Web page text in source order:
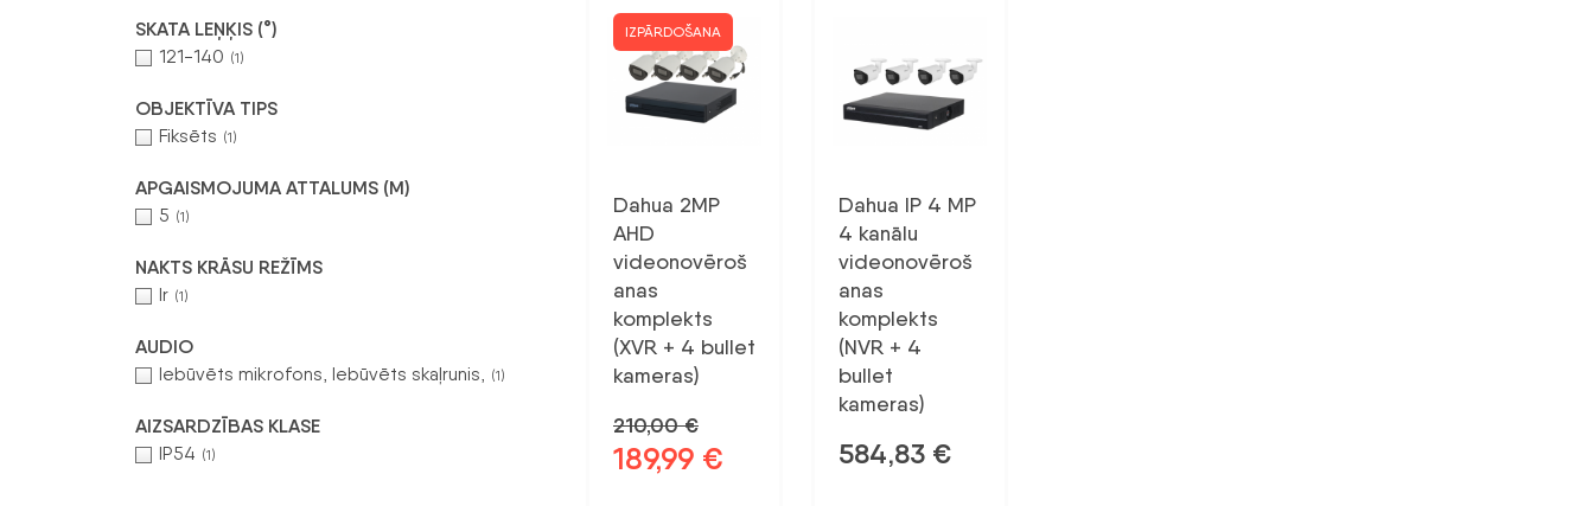
SKATA LEŅĶIS (°)
121-140 (1)
OBJEKTĪVA TIPS
Fiksēts (1)
APGAISMOJUMA ATTALUMS (M)
5 (1)
NAKTS KRĀSU REŽĪMS
Ir (1)
AUDIO
Iebūvēts mikrofons, Iebūvēts skaļrunis, (1)
AIZSARDZĪBAS KLASE
IP54 (1)
IZPĀRDOŠANA
Dahua 2MP
AHD
videonovēroš
anas
komplekts
(XVR + 4 bullet
kameras)
210,00€
Sākotnējā
189,99 €
Dahua IP 4 MP
4 kanālu
videonovēroš
anas
komplekts
(NVR + 4
bullet
kameras)
584,83 €